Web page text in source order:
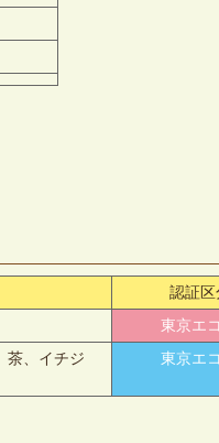
認証区
東京エ
茶、イチジ
東京エ